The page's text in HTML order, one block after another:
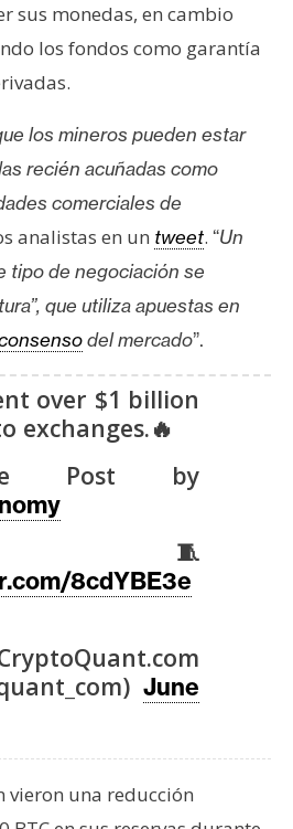
sus monedas, en cambio
los fondos como garantía
los mineros pueden estar
recién acuñadas como
comerciales de
analistas en un tweet. “Un
tipo de negociación se
que utiliza apuestas en
del mercado”.
over $1 billion
exchanges.🔥
Post by
8cdYBE3e
June
vieron una reducción